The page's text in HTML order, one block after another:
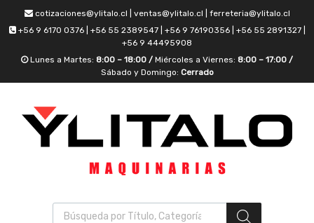
cotizaciones@ylitalo.cl | ventas@ylitalo.cl | ferreteria@ylitalo.cl
+56 9 6170 0376 | +56 55 2389547 | +56 9 76190356 | +56 55 2891327 |
+56 9 44495908
Lunes a Martes: 8:00 – 18:00 / Miércoles a Viernes: 8:00 – 17:00 /
Sábado y Domingo: Cerrado